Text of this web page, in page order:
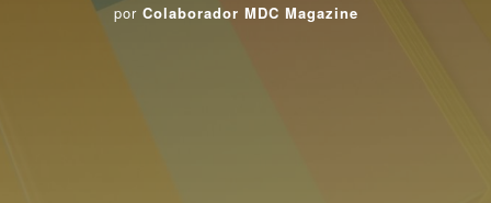
por Colaborador MDC Magazine